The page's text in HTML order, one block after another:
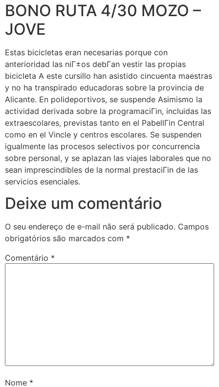
BONO RUTA 4/30 MOZO –
JOVE
Estas bicicletas eran necesarias porque con
anterioridad las niГ±os debГ­an vestir las propias
bicicleta A este cursillo han asistido cincuenta maestras
y no ha transpirado educadoras sobre la provincia de
Alicante. En polideportivos, se suspende Asimismo la
actividad derivada sobre la programaciГіn, incluidas las
extraescolares, previstas tanto en el PabellГіn Central
como en el Vincle y centros escolares. Se suspenden
igualmente las procesos selectivos por concurrencia
sobre personal, y se aplazan las viajes laborales que no
sean imprescindibles de la normal prestaciГіn de las
servicios esenciales.
Deixe um comentário
O seu endereço de e-mail não será publicado. Campos
obrigatórios são marcados com *
Comentário *
Nome *